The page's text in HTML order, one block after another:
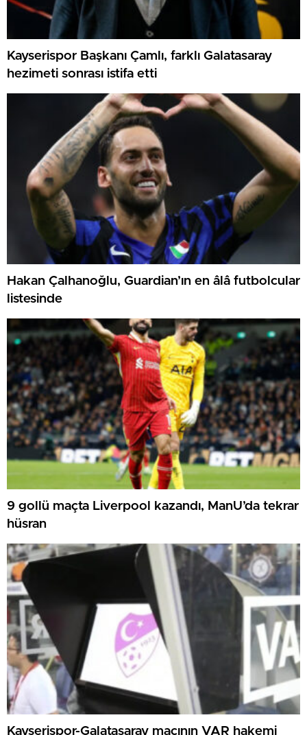
Kayserispor Başkanı Çamlı, farklı Galatasaray
hezimeti sonrası istifa etti
Hakan Çalhanoğlu, Guardian’ın en âlâ futbolcular
listesinde
9 gollü maçta Liverpool kazandı, ManU’da tekrar
hüsran
Kayserispor-Galatasaray maçının VAR hakemi